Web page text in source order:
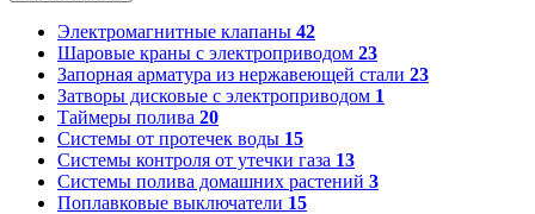
Электромагнитные клапаны 42
Шаровые краны с электроприводом 23
Запорная арматура из нержавеющей стали 23
Затворы дисковые с электроприводом 1
Таймеры полива 20
Системы от протечек воды 15
Системы контроля от утечки газа 13
Системы полива домашних растений 3
Поплавковые выключатели 15